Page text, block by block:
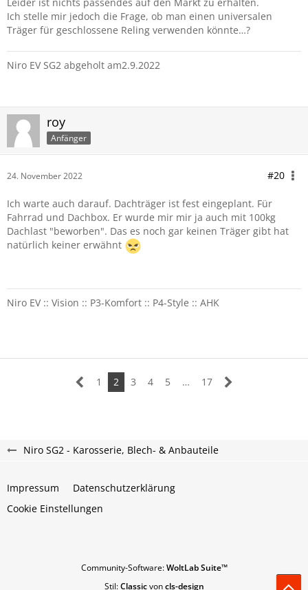
Ich stelle mir jedoch die Frage, ob man einen universalen
Träger für geschlossene Reling verwenden könnte…?
Niro EV SG2 abgeholt am2.9.2022
roy
Anfänger
24. November 2022 #20
Ich warte auch darauf. Dachträger ist fest eingeplant. Für
Fahrrad und Dachbox. Er wurde mir mir ja auch mit 100kg
Dachlast "beworben". Das es noch gar keinen Träger gibt hat
natürlich keiner erwähnt
Niro EV :: Vision :: P3-Komfort :: P4-Style :: AHK
1 2 3 4 5 … 17
Niro SG2 - Karosserie, Blech- & Anbauteile
Impressum
Datenschutzerklärung
Cookie Einstellungen
Community-Software:WoltLab Suite™
Stil:Classicvoncls-design